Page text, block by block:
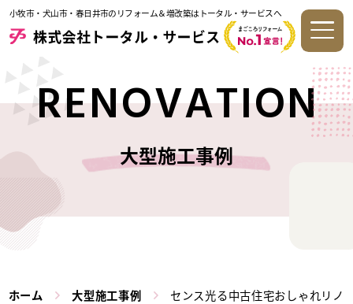
小牧市・犬山市・春日井市のリフォーム＆増改築はトータル・サービスへ
RENOVATION
大型施工事例
ホーム 大型施工事例 センス光る中古住宅おしゃれリノ